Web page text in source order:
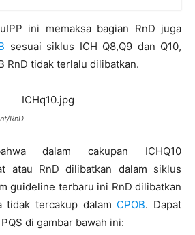
ini memaksa bagian RnD juga
sesuai siklus ICH Q8,Q9 dan Q10,
RnD tidak terlalu dilibatkan.
RnD
dalam cakupan ICHQ10
atau RnD dilibatkan dalam siklus
guideline terbaru ini RnD dilibatkan
tidak tercakup dalam CPOB. Dapat
di gambar bawah ini: